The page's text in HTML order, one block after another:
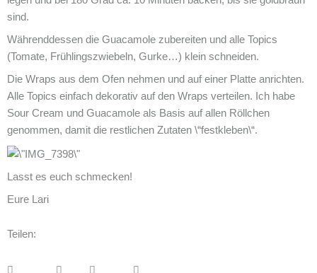
sind.
Währenddessen die Guacamole zubereiten und alle Topics
(Tomate, Frühlingszwiebeln, Gurke…) klein schneiden.
Die Wraps aus dem Ofen nehmen und auf einer Platte anrichten.
Alle Topics einfach dekorativ auf den Wraps verteilen. Ich habe
Sour Cream und Guacamole als Basis auf allen Röllchen
genommen, damit die restlichen Zutaten \“festkleben\“.
Lasst es euch schmecken!
Eure Lari
Teilen: